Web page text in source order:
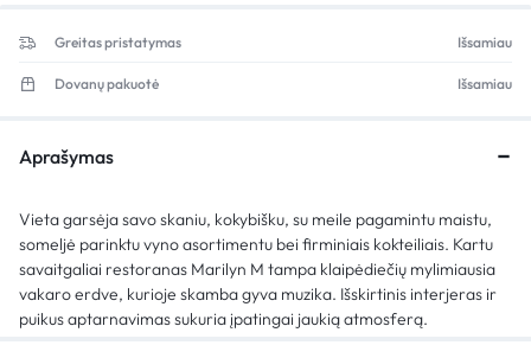
Greitas pristatymas Išsamiau
Dovanų pakuotė Išsamiau
Aprašymas
Vieta garsėja savo skaniu, kokybišku, su meile pagamintu maistu,
someljė parinktu vyno asortimentu bei firminiais kokteiliais. Kartu
savaitgaliai restoranas Marilyn M tampa klaipėdiečių mylimiausia
vakaro erdve, kurioje skamba gyva muzika. Išskirtinis interjeras ir
puikus aptarnavimas sukuria įpatingai jaukią atmosferą.